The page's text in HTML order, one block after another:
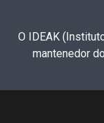
O IDEAK
mantenedor